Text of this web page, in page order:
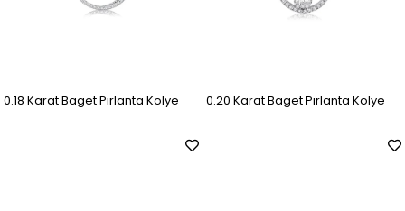
0.18 Karat Baget Pırlanta Kolye 0.20 Karat Baget Pırlanta Kolye